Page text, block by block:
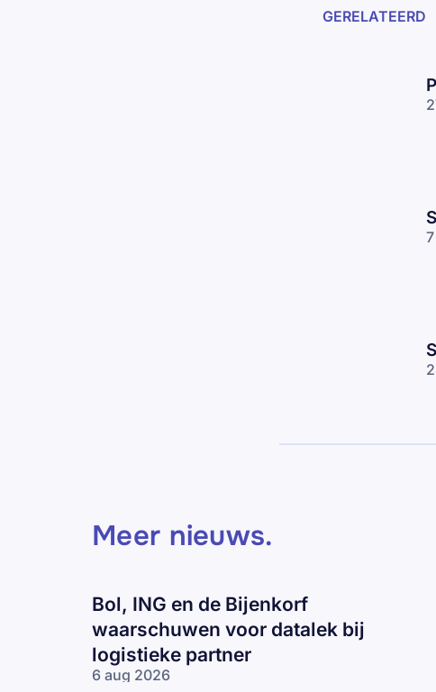
GERELATEERD
Meer nieuws.
Bol, ING en de Bijenkorf
waarschuwen voor datalek bij
logistieke partner
6 aug 2026